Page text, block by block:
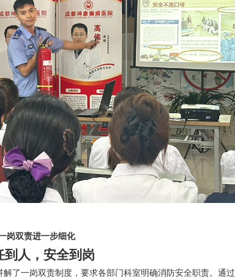
岗双责进一步细化
到人，安全到岗
了一岗双责制度，要求各部门科室明确消防安全职责。通过